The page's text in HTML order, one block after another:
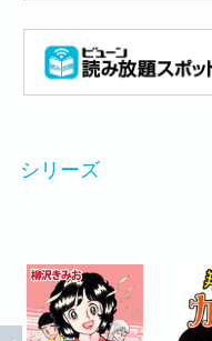
シリーズ